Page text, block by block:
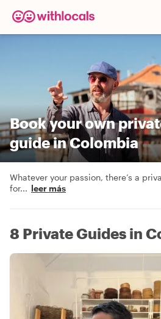
Book your own
guide in Colombia
Whatever your passion, there’s a
for... leer más
8 Private Guides in